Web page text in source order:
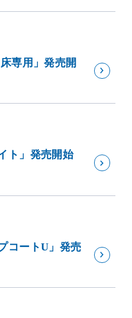
専用」発売開
ト」発売開始
コートU」発売